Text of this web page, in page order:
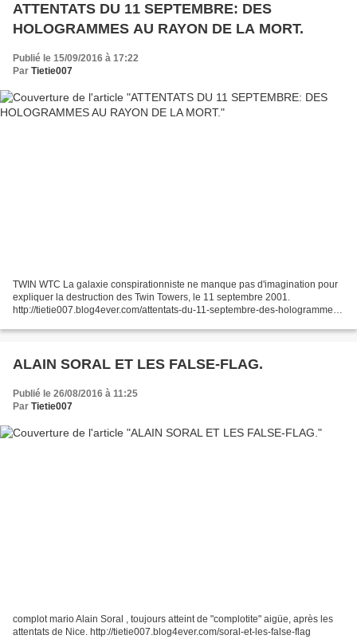
ATTENTATS DU 11 SEPTEMBRE: DES
HOLOGRAMMES AU RAYON DE LA MORT.
Publié le 15/09/2016 à 17:22
Par Tietie007
TWIN WTC La galaxie conspirationniste ne manque pas d'imagination pour
expliquer la destruction des Twin Towers, le 11 septembre 2001.
http://tietie007.blog4ever.com/attentats-du-11-septembre-des-hologrammes-
ALAIN SORAL ET LES FALSE-FLAG.
Publié le 26/08/2016 à 11:25
Par Tietie007
complot mario Alain Soral , toujours atteint de "complotite" aigüe, après les
attentats de Nice. http://tietie007.blog4ever.com/soral-et-les-false-flag